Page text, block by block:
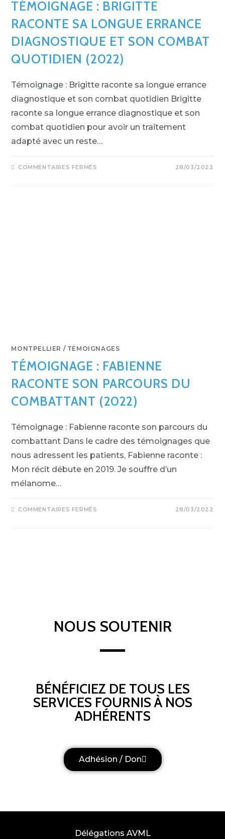
TÉMOIGNAGE : BRIGITTE
RACONTE SA LONGUE ERRANCE
DIAGNOSTIQUE ET SON COMBAT
QUOTIDIEN (2022)
Témoignage : Brigitte raconte sa longue errance
diagnostique et son combat quotidien Brigitte
raconte sa longue errance diagnostique et son
combat quotidien pour avoir un traitement
adapté avec un reste…
COMMENTAIRES FERMÉS 28/03/2022
MONTPELLIER / TÉMOIGNAGES
TÉMOIGNAGE : FABIENNE
RACONTE SON PARCOURS DU
COMBATTANT (2022)
Témoignage : Fabienne raconte son parcours du
combattant Dans le cadre des témoignages que
nous adressent les patients, Fabienne raconte :
Mon récit débute en 2019. Je souffre d’un
mélanome…
COMMENTAIRES FERMÉS 28/03/2022
NOUS SOUTENIR
BÉNÉFICIEZ DE TOUS LES
SERVICES FOURNIS À NOS
ADHÉRENTS
Adhésion / Don
Délégations AVML